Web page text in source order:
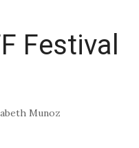
Festival
Munoz